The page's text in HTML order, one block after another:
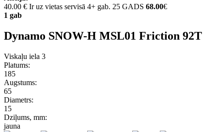
40.00 € Ir uz vietas servisā 4+ gab. 25 GADS 68.00€
1 gab
Dynamo SNOW-H MSL01 Friction 92T
Viskaļu iela 3
Platums:
185
Augstums:
65
Diametrs:
15
Dziļums, mm:
jauna